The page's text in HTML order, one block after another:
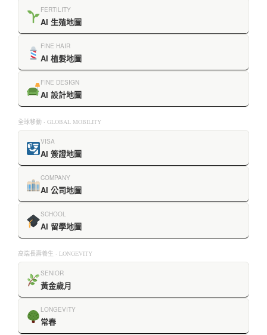
FERTILITY
AI 生殖地圖
FINE HAIR
AI 植髮地圖
FINE DESIGN
AI 設計地圖
全球移動 · GLOBAL MOBILITY
VISA
AI 簽證地圖
COMPANY
AI 公司地圖
SCHOOL
AI 留學地圖
高端長壽養生 · LONGEVITY
SENIOR
黃金歲月
LONGEVITY
常春